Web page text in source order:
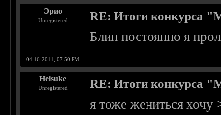
Эрио
Unregistered RE: Итоги конкурса
Блин постоянно я
04-16-2011, 07:50 PM
Heisuke
Unregistered RE: Итоги конкурса
я тоже жениться хочу